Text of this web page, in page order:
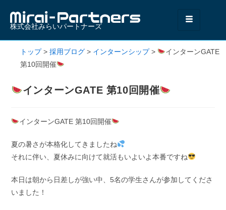
株式会社みらいパートナーズ
トップ> 採用ブログ > インターンシップ>
インターンGATE
第10回開催
インターンGATE 第10回開催
インターンGATE 第10回開催
夏の暑さが本格化してきましたね
それに伴い、夏休みに向けて就活もいよいよ本番ですね
本日は朝から日差しが強い中、5名の学生さんが参加してくださ
いました！